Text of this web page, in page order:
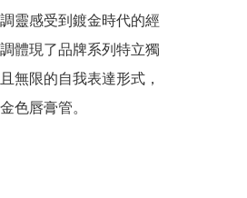
靈感受到鍍金時代的經
體現了品牌系列特立獨
無限的自我表達形式，